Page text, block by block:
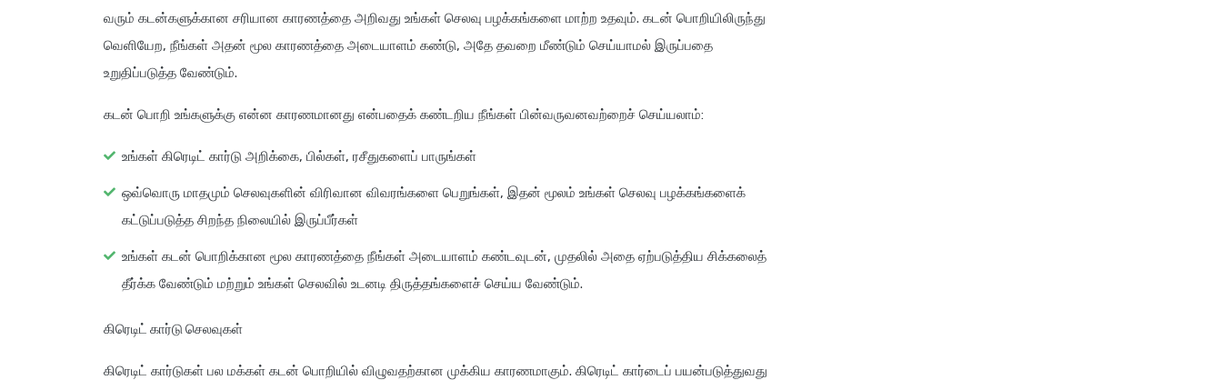
வரும் கடன்களுக்கான சரியான காரணத்தை அறிவது உங்கள் செலவு பழக்கங்களை மாற்ற உதவும். கடன் பொறியிலிருந்து
வெளியேற, நீங்கள் அதன் மூல காரணத்தை அடையாளம் கண்டு, அதே தவறை மீண்டும் செய்யாமல் இருப்பதை
உறுதிப்படுத்த வேண்டும்.
கடன் பொறி உங்களுக்கு என்ன காரணமானது என்பதைக் கண்டறிய நீங்கள் பின்வருவனவற்றைச் செய்யலாம்:
உங்கள் கிரெடிட் கார்டு அறிக்கை, பில்கள், ரசீதுகளைப் பாருங்கள்
ஒவ்வொரு மாதமும் செலவுகளின் விரிவான விவரங்களை பெறுங்கள், இதன் மூலம் உங்கள் செலவு பழக்கங்களைக்
கட்டுப்படுத்த சிறந்த நிலையில் இருப்பீர்கள்
உங்கள் கடன் பொறிக்கான மூல காரணத்தை நீங்கள் அடையாளம் கண்டவுடன், முதலில் அதை ஏற்படுத்திய சிக்கலைத்
தீர்க்க வேண்டும் மற்றும் உங்கள் செலவில் உடனடி திருத்தங்களைச் செய்ய வேண்டும்.
கிரெடிட் கார்டு செலவுகள்
கிரெடிட் கார்டுகள் பல மக்கள் கடன் பொறியில் விழுவதற்கான முக்கிய காரணமாகும். கிரெடிட் கார்டைப் பயன்படுத்துவது